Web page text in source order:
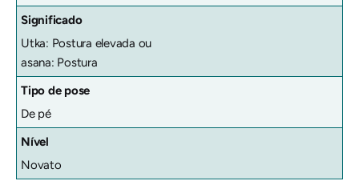
Significado
Utka: Postura elevada ou
asana: Postura
Tipo de pose
De pé
Nível
Novato